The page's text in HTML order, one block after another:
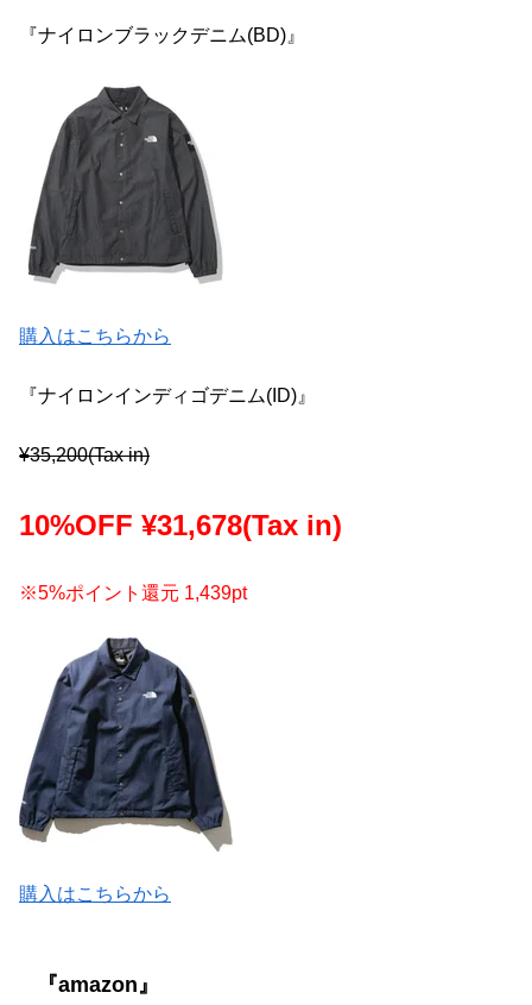
『ナイロンブラックデニム(BD)』
購入はこちらから
『ナイロンインディゴデニム(ID)』
¥35,200(Tax in)
10%OFF ¥31,678(Tax in)
※5%ポイント還元 1,439pt
購入はこちらから
『amazon』